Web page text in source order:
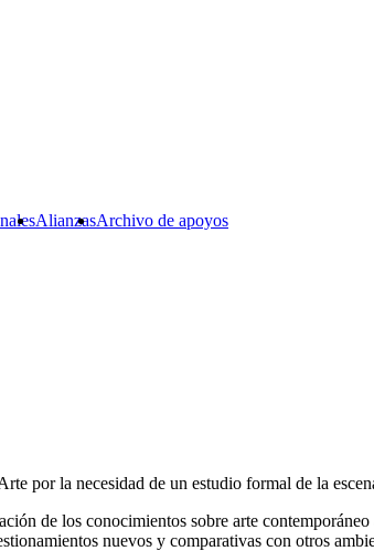
AlianzasArchivo de apoyos
por la necesidad de un estudio formal de la
de los conocimientos sobre arte
nuevos y comparativas con otros